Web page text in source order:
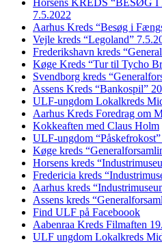
7.5.2022
Aarhus Kreds “Besøg i
Vejle kreds “Legoland”
Frederikshavn kreds
Køge Kreds “Tur til Tycho
Svendborg kreds
Assens Kreds “Bankospil”
ULF-ungdom Lokalkreds
Aarhus Kreds Foredrag om
Kokkeaften med Claus Holm
ULF-ungdom
Køge kreds
Horsens kreds
Fredericia kreds
Aarhus kreds
Assens kreds
Find ULF på Faceboook
Aabenraa Kreds Filmaften
ULF ungdom Lokalkreds